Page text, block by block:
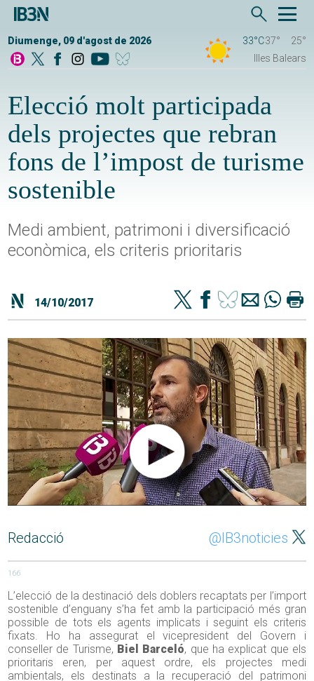
Diumenge, 09 d'agost de 2026 33°C37°
25°
Illes Balears
Elecció molt participada
dels projectes que rebran
fons de l’impost de turisme
sostenible
Medi ambient, patrimoni i diversificació
econòmica, els criteris prioritaris
14/10/2017
Redacció @IB3noticies
166
L’elecció de la destinació dels doblers recaptats per l’import
sostenible d’enguany s’ha fet amb la participació més gran
possible de tots els agents implicats i seguint els criteris
fixats. Ho ha assegurat el vicepresident del Govern i
conseller de Turisme, Biel Barceló, que ha explicat que els
prioritaris eren, per aquest ordre, els projectes medi
ambientals, els destinats a la recuperació del patrimoni